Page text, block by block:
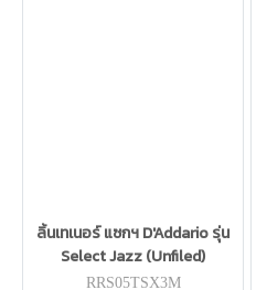
ลิ้นเทเนอร์ แซกฯ D'Addario รุ่น
Select Jazz (Unfiled)
RRS05TSX3M